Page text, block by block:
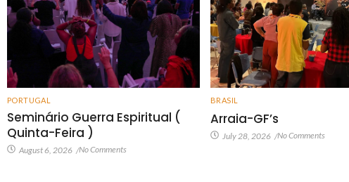
PORTUGAL
Seminário Guerra Espiritual (
Quinta-Feira )
August 6, 2026 /No Comments
BRASIL
Arraia-GF’s
July 28, 2026 /No Comments